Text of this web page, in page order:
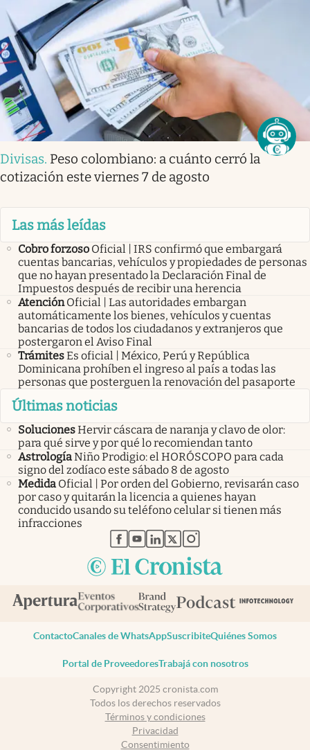
Divisas. Peso colombiano: a cuánto cerró la
cotización este viernes 7 de agosto
Las más leídas
Cobro forzoso Oficial | IRS confirmó que embargará
cuentas bancarias, vehículos y propiedades de personas
que no hayan presentado la Declaración Final de
Impuestos después de recibir una herencia
Atención Oficial | Las autoridades embargan
automáticamente los bienes, vehículos y cuentas
bancarias de todos los ciudadanos y extranjeros que
postergaron el Aviso Final
TrámitesEs oficial | México, Perú y República
Dominicana prohíben el ingreso al país a todas las
personas que posterguen la renovación del pasaporte
Últimas noticias
SolucionesHervir cáscara de naranja y clavo de olor:
para qué sirve y por qué lo recomiendan tanto
AstrologíaNiño Prodigio: el HORÓSCOPO para cada
signo del zodíaco este sábado 8 de agosto
Medida Oficial | Por orden del Gobierno, revisarán caso
por caso y quitarán la licencia a quienes hayan
conducido usando su teléfono celular si tienen más
infracciones
abre en nueva pestaña
abre en nueva pestaña
abre en nueva pestaña
abre en nueva pestaña
abre en nueva pestaña
ContactoCanales de WhatsAppSuscribiteQuiénes Somos
Portal de ProveedoresTrabajá con nosotros
Copyright 2025 cronista.com
Todos los derechos reservados
Términos y condiciones
Privacidad
Consentimiento